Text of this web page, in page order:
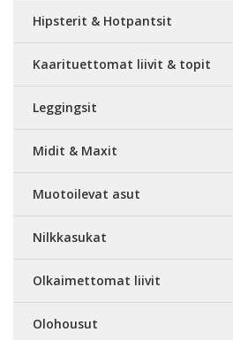
Hipsterit & Hotpantsit
Kaarituettomat liivit & topit
Leggingsit
Midit & Maxit
Muotoilevat asut
Nilkkasukat
Olkaimettomat liivit
Olohousut